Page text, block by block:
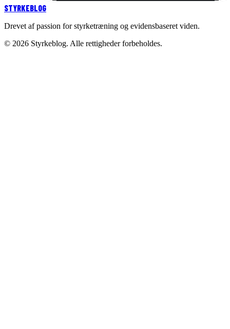
STYRKEBLOG
Drevet af passion for styrketræning og evidensbaseret viden.
© 2026 Styrkeblog. Alle rettigheder forbeholdes.